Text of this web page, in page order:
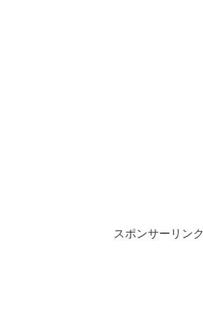
スポンサーリンク